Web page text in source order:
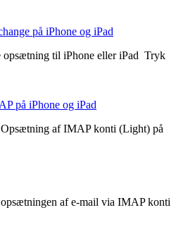
på iPhone og iPad
opsætning til iPhone eller iPad Tryk
på iPhone og iPad
af IMAP konti (Light) på
af e-mail via IMAP konti